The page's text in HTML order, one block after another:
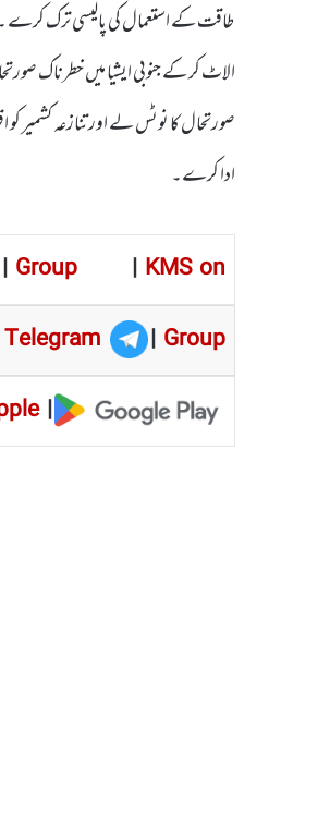
طاقت کے استعمال کی پالیسی ترک کرے ۔
الاٹ کر کے جنوبی ایشیا میں خطرناک
صورتحال کا نوٹس لے اور تنازعہ کشمیر
ادا کرے۔
|Group | KMS on
| Group
|
Apple